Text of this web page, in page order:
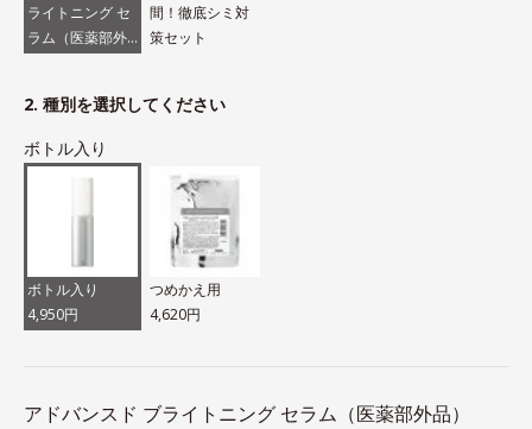
ライトニング セ
ラム（医薬部外
間！徹底シミ対
策セット
2. 種別を選択してください
ボトル入り
ボトル入り
4,950円
つめかえ用
4,620円
アドバンスド ブライトニング セラム（医薬部外品）